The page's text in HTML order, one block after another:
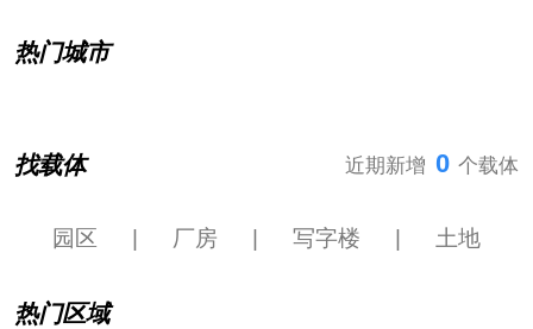
热门城市
找载体 近期新增 0 个载体
园区 厂房 写字楼 土地
热门区域